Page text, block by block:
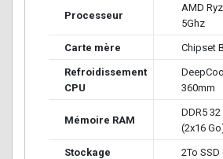
Processeur
AMD
5Ghz
Carte mère Chipset
Refroidissement
CPU
360mm
Mémoire RAM
DDR5
(2x16
Stockage 2To SSD